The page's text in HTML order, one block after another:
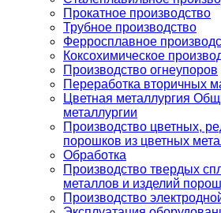
Прокатное производство
Трубное производство
Ферросплавное
Коксохимическое
Производство огнеупоров
Переработка вторичных
Цветная металлургия
металлургии
Производство цветных,
порошков из цветных
Обработка
Производство твердых
металлов и изделий
Производство